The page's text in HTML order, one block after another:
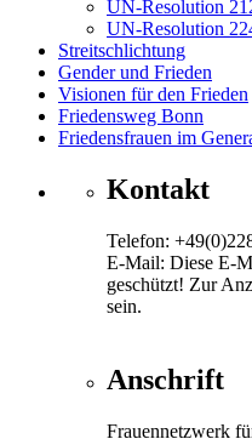
UN-Resolution
UN-Resolution
Streitschlichtung
Gender und Frieden
Visionen für den Frieden
Friedensweg Bonn
Friedensfrauen im
Kontakt
Telefon:
E-Mail: Diese E-
geschützt! Zur
sein.
Anschrift
Frauennetzwerk